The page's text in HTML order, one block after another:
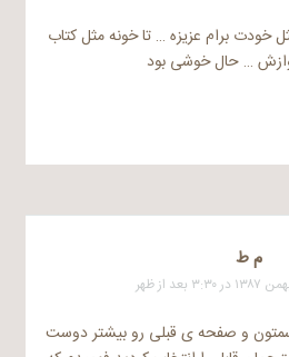
خودت برام عزیزه … تا خونه مثل کتاب
… حال خوشی بود
م ط
و صفحه ی قبلی رو بیشتر دوست